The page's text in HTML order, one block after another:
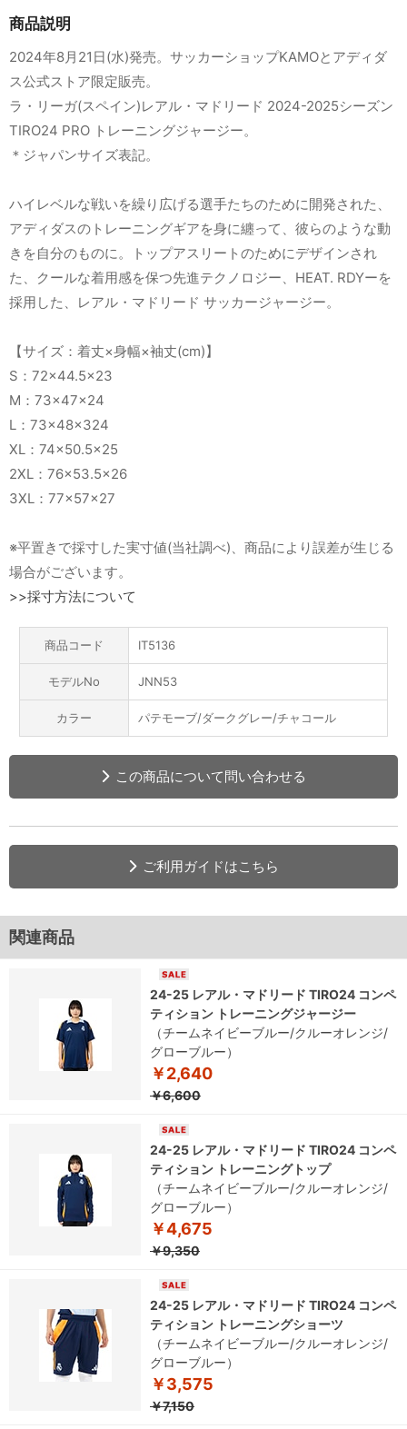
商品説明
2024年8月21日(水)発売。サッカーショップKAMOとアディダ
ス公式ストア限定販売。
ラ・リーガ(スペイン)レアル・マドリード 2024-2025シーズン
TIRO24 PRO トレーニングジャージー。
＊ジャパンサイズ表記。
ハイレベルな戦いを繰り広げる選手たちのために開発された、
アディダスのトレーニングギアを身に纏って、彼らのような動
きを自分のものに。トップアスリートのためにデザインされ
た、クールな着用感を保つ先進テクノロジー、HEAT. RDYーを
採用した、レアル・マドリード サッカージャージー。
【サイズ：着丈×身幅×袖丈(cm)】
S：72×44.5×23
M：73×47×24
L：73×48×324
XL：74×50.5×25
2XL：76×53.5×26
3XL：77×57×27
※平置きで採寸した実寸値(当社調べ)、商品により誤差が生じる
場合がございます。
>>採寸方法について
商品コード IT5136
モデルNo JNN53
カラー パテモーブ/ダークグレー/チャコール
この商品について問い合わせる
ご利用ガイドはこちら
関連商品
24-25 レアル・マドリード TIRO24 コンペ
ティション トレーニングジャージー
（チームネイビーブルー/クルーオレンジ/
グローブルー）
￥2,640
￥6,600
24-25 レアル・マドリード TIRO24 コンペ
ティション トレーニングトップ
（チームネイビーブルー/クルーオレンジ/
グローブルー）
￥4,675
￥9,350
24-25 レアル・マドリード TIRO24 コンペ
ティション トレーニングショーツ
（チームネイビーブルー/クルーオレンジ/
グローブルー）
￥3,575
￥7,150